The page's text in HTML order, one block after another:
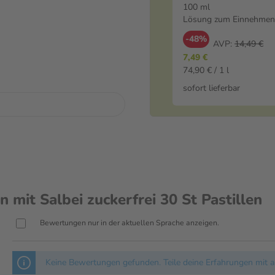
30 Mineralstoffen und
Der wertvolle Extrakt der
Hustenreiz oder
können Kinder ab 6 Jahren
Salbei zuckerfrei,
Zeit eingenommen werden.
bessern, suchen Sie bitte
Lösung zum
100 ml
Lösung zum Einnehmen
-48% AVP: 14,49 €
7,49 €
74,90 € / 1 l
sofort lieferbar
mit Salbei zuckerfrei 30 St Pastillen
Bewertungen nur in der aktuellen Sprache anzeigen.
Keine Bewertungen gefunden. Teile deine Erfahrungen mit